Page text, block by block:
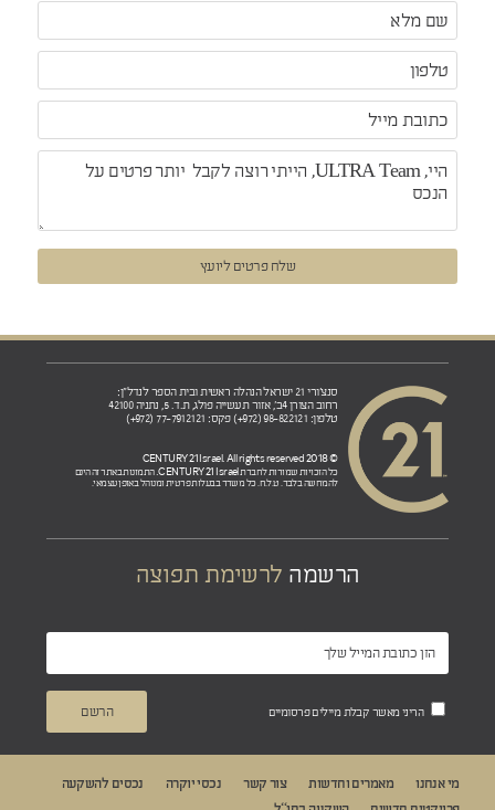
שלח פרטים ליועץ
סנצ'ורי 21 ישראל הנהלה ראשית ובית הספר לנדל"ן:
רחוב הצורן 4ב', אזור תעשייה פולג, ת.ד. 5, נתניה 42100
טלפון: 98-822121 (972+) פקס: 77-7912121 (972+)
© 2018 CENTURY 21 Israel. All rights reserved
כל הזכויות שמורות לחברת CENTURY 21 Israel. התמונות באתר זה הינם
להמחשה בלבד. ט.ל.ח. כל משרד בבעלות פרטית ומנוהל באופן עצמאי.
הרשמה לרשימת תפוצה
הריני מאשר קבלת מיילים פרסומיים
מי אנחנו מאמרים וחדשות צור קשר נכסי יוקרה
נכסים להשקעה